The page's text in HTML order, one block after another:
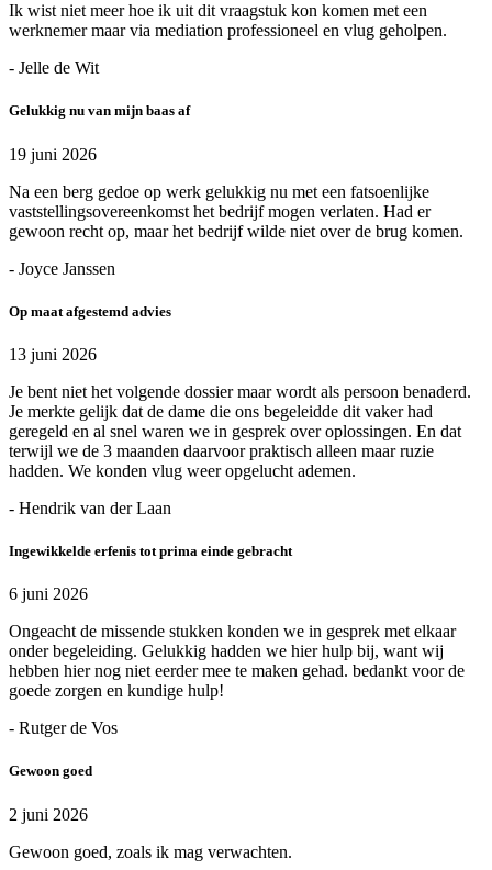
Ik wist niet meer hoe ik uit dit vraagstuk kon komen met een
werknemer maar via mediation professioneel en vlug geholpen.
- Jelle de Wit
Gelukkig nu van mijn baas af
19 juni 2026
Na een berg gedoe op werk gelukkig nu met een fatsoenlijke
vaststellingsovereenkomst het bedrijf mogen verlaten. Had er
gewoon recht op, maar het bedrijf wilde niet over de brug komen.
- Joyce Janssen
Op maat afgestemd advies
13 juni 2026
Je bent niet het volgende dossier maar wordt als persoon benaderd.
Je merkte gelijk dat de dame die ons begeleidde dit vaker had
geregeld en al snel waren we in gesprek over oplossingen. En dat
terwijl we de 3 maanden daarvoor praktisch alleen maar ruzie
hadden. We konden vlug weer opgelucht ademen.
- Hendrik van der Laan
Ingewikkelde erfenis tot prima einde gebracht
6 juni 2026
Ongeacht de missende stukken konden we in gesprek met elkaar
onder begeleiding. Gelukkig hadden we hier hulp bij, want wij
hebben hier nog niet eerder mee te maken gehad. bedankt voor de
goede zorgen en kundige hulp!
- Rutger de Vos
Gewoon goed
2 juni 2026
Gewoon goed, zoals ik mag verwachten.